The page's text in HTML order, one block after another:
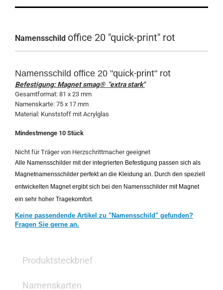
Namensschild office 20 "quick-print" rot
Namensschild office 20 "quick-print" rot
Befestigung: Magnet smag® "extra stark"
Gesamtformat: 81 x 23 mm
Namenskarte: 75 x 17 mm
Material: Kunststoff mit Acrylglas
Mindestmenge 10 Stück
Nicht für Träger von Herzschrittmacher geeignet
Alle Namensschilder mit der integrierten Befestigung passen sich als
Magnetnamensschilder perfekt an die Kleidung an. Durch den speziell
entwickelten Magnet ergibt sich bei den Namensschilder mit Magnet
ein sehr hoher Tragekomfort.
Keine passendende Artikel zu "Namensschild" gefunden?
Fragen Sie gerne an.
Produktsteckbrief
Namenskarten